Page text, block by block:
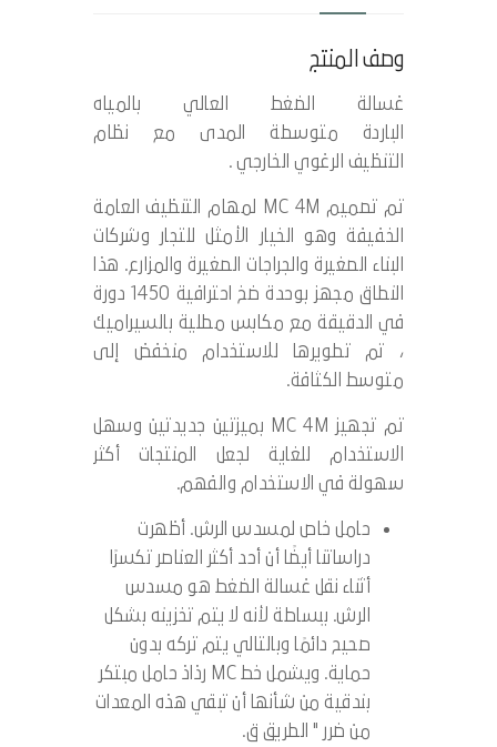
وصف المنتج
غسالة الضغط العالي بالمياه
الباردة متوسطة المدى مع نظام
التنظيف الرغوي الخارجي .
تم تصميم MC 4M لمهام التنظيف العامة
الخفيفة وهو الخيار الأمثل للتجار وشركات
البناء الصغيرة والجراجات الصغيرة والمزارع. هذا
النطاق مجهز بوحدة ضخ احترافية 1450 دورة
في الدقيقة مع مكابس مطلية بالسيراميك
، تم تطويرها للاستخدام منخفض إلى
متوسط ​​الكثافة.
تم تجهيز MC 4M بميزتين جديدتين وسهل
الاستخدام للغاية لجعل المنتجات أكثر
سهولة في الاستخدام والفهم.
حامل خاص لمسدس الرش. أظهرت
دراساتنا أيضًا أن أحد أكثر العناصر تكسرًا
أثناء نقل غسالة الضغط هو مسدس
الرش. ببساطة لأنه لا يتم تخزينه بشكل
صحيح دائمًا وبالتالي يتم تركه بدون
حماية. ويشمل خط MC رذاذ حامل مبتكر
بندقية من شأنها أن تبقي هذه المعدات
من ضرر " الطريق ق.